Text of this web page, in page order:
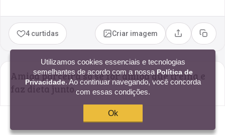
4 curtidas Criar imagem Compartilhar
Copiar
Amiga parceira só se for amiga que treina e
faz dieta junto.
3 curtidas Criar imagem Compartilhar
Copiar
Utilizamos cookies essenciais e tecnologias
semelhantes de acordo com a nossa Política de
Privacidade. Ao continuar navegando, você concorda
com essas condições.
Ok